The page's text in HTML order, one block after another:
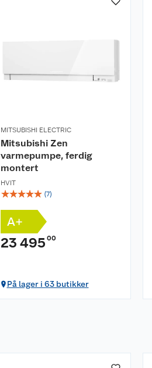
MITSUBISHI ELECTRIC
Mitsubishi Zen
varmepumpe, ferdig
montert
HVIT
☆☆☆☆☆ (7)
A+
23 495 00
På lager i 63 butikker